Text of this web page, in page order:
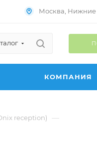
Москва, Нижние
КОМПАНИЯ
reception) —